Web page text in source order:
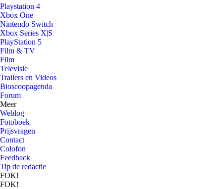
Playstation 4
Xbox One
Nintendo Switch
Xbox Series X|S
PlayStation 5
Film & TV
Film
Televisie
Trailers en Videos
Bioscoopagenda
Forum
Meer
Weblog
Fotoboek
Prijsvragen
Contact
Colofon
Feedback
Tip de redactie
FOK!
FOK!